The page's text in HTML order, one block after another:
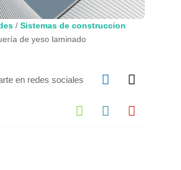
/ Sistemas de construccion
de yeso laminado
en redes sociales  
  